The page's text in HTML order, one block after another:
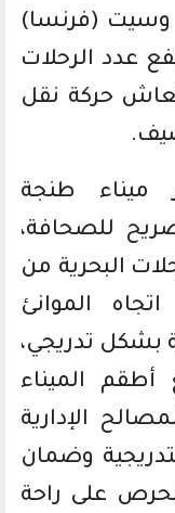
وسيت (فرنسا)
عدد الرحلات
حركة نقل
ميناء طنجة
للصحافة،
البحرية من
الموانئ
بشكل تدريجي،
أطقم الميناء
الإدارية
وضمان
على راحة